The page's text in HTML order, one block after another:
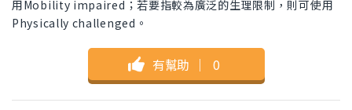
用Mobility impaired；若要指較為廣泛的生理限制，則可使用
Physically challenged。
有幫助 ｜ 0